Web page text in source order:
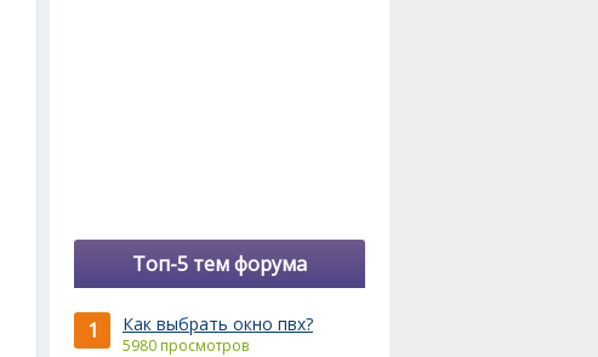
Топ-5 тем форума
1 Как выбрать окно пвх?
5980 просмотров